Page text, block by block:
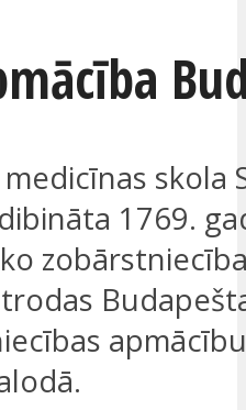
skola
1769.